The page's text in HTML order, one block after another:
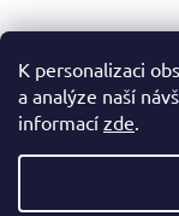
K personalizaci
a analýze naší
informací zde.